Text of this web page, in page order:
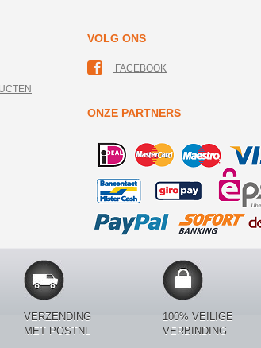
VOLG ONS
FACEBOOK
ONZE PARTNERS
VERZENDING
MET POSTNL
100% VEILIGE
VERBINDING